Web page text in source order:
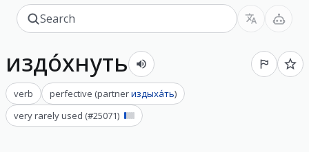
издо́хнуть
verb perfective (partnerиздыха́ть)
very rarely used (#25071)